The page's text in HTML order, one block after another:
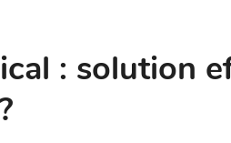
: solution